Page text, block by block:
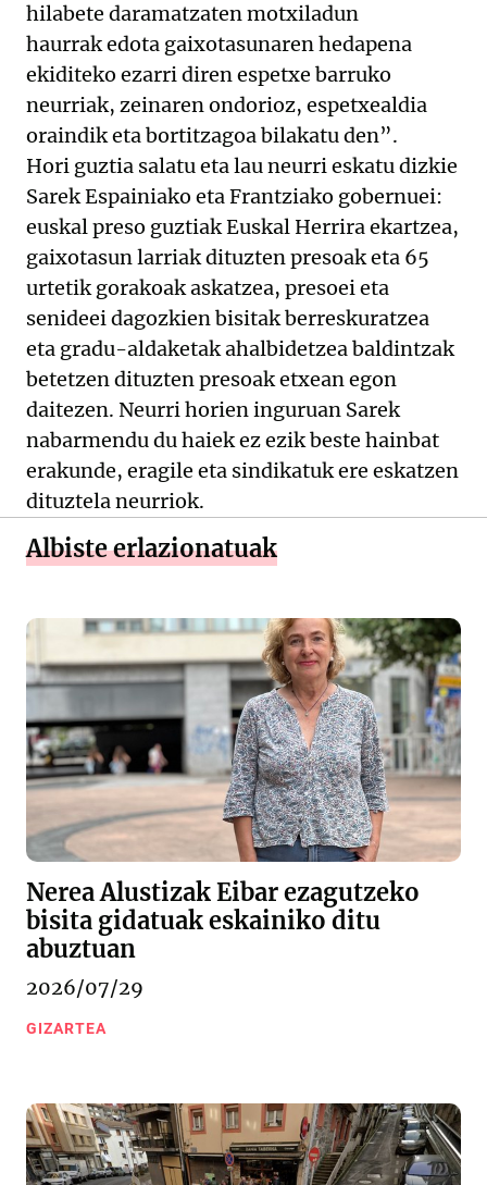
hilabete daramatzaten motxiladun
haurrak edota gaixotasunaren hedapena
ekiditeko ezarri diren espetxe barruko
neurriak, zeinaren ondorioz, espetxealdia
oraindik eta bortitzagoa bilakatu den”.
Hori guztia salatu eta lau neurri eskatu dizkie
Sarek Espainiako eta Frantziako gobernuei:
euskal preso guztiak Euskal Herrira ekartzea,
gaixotasun larriak dituzten presoak eta 65
urtetik gorakoak askatzea, presoei eta
senideei dagozkien bisitak berreskuratzea
eta gradu-aldaketak ahalbidetzea baldintzak
betetzen dituzten presoak etxean egon
daitezen. Neurri horien inguruan Sarek
nabarmendu du haiek ez ezik beste hainbat
erakunde, eragile eta sindikatuk ere eskatzen
dituztela neurriok.
Albiste erlazionatuak
Nerea Alustizak Eibar ezagutzeko
bisita gidatuak eskainiko ditu
abuztuan
2026/07/29
GIZARTEA